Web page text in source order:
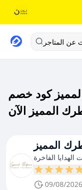
عن المتاجر
كود خصم
المميز
الفاخرة